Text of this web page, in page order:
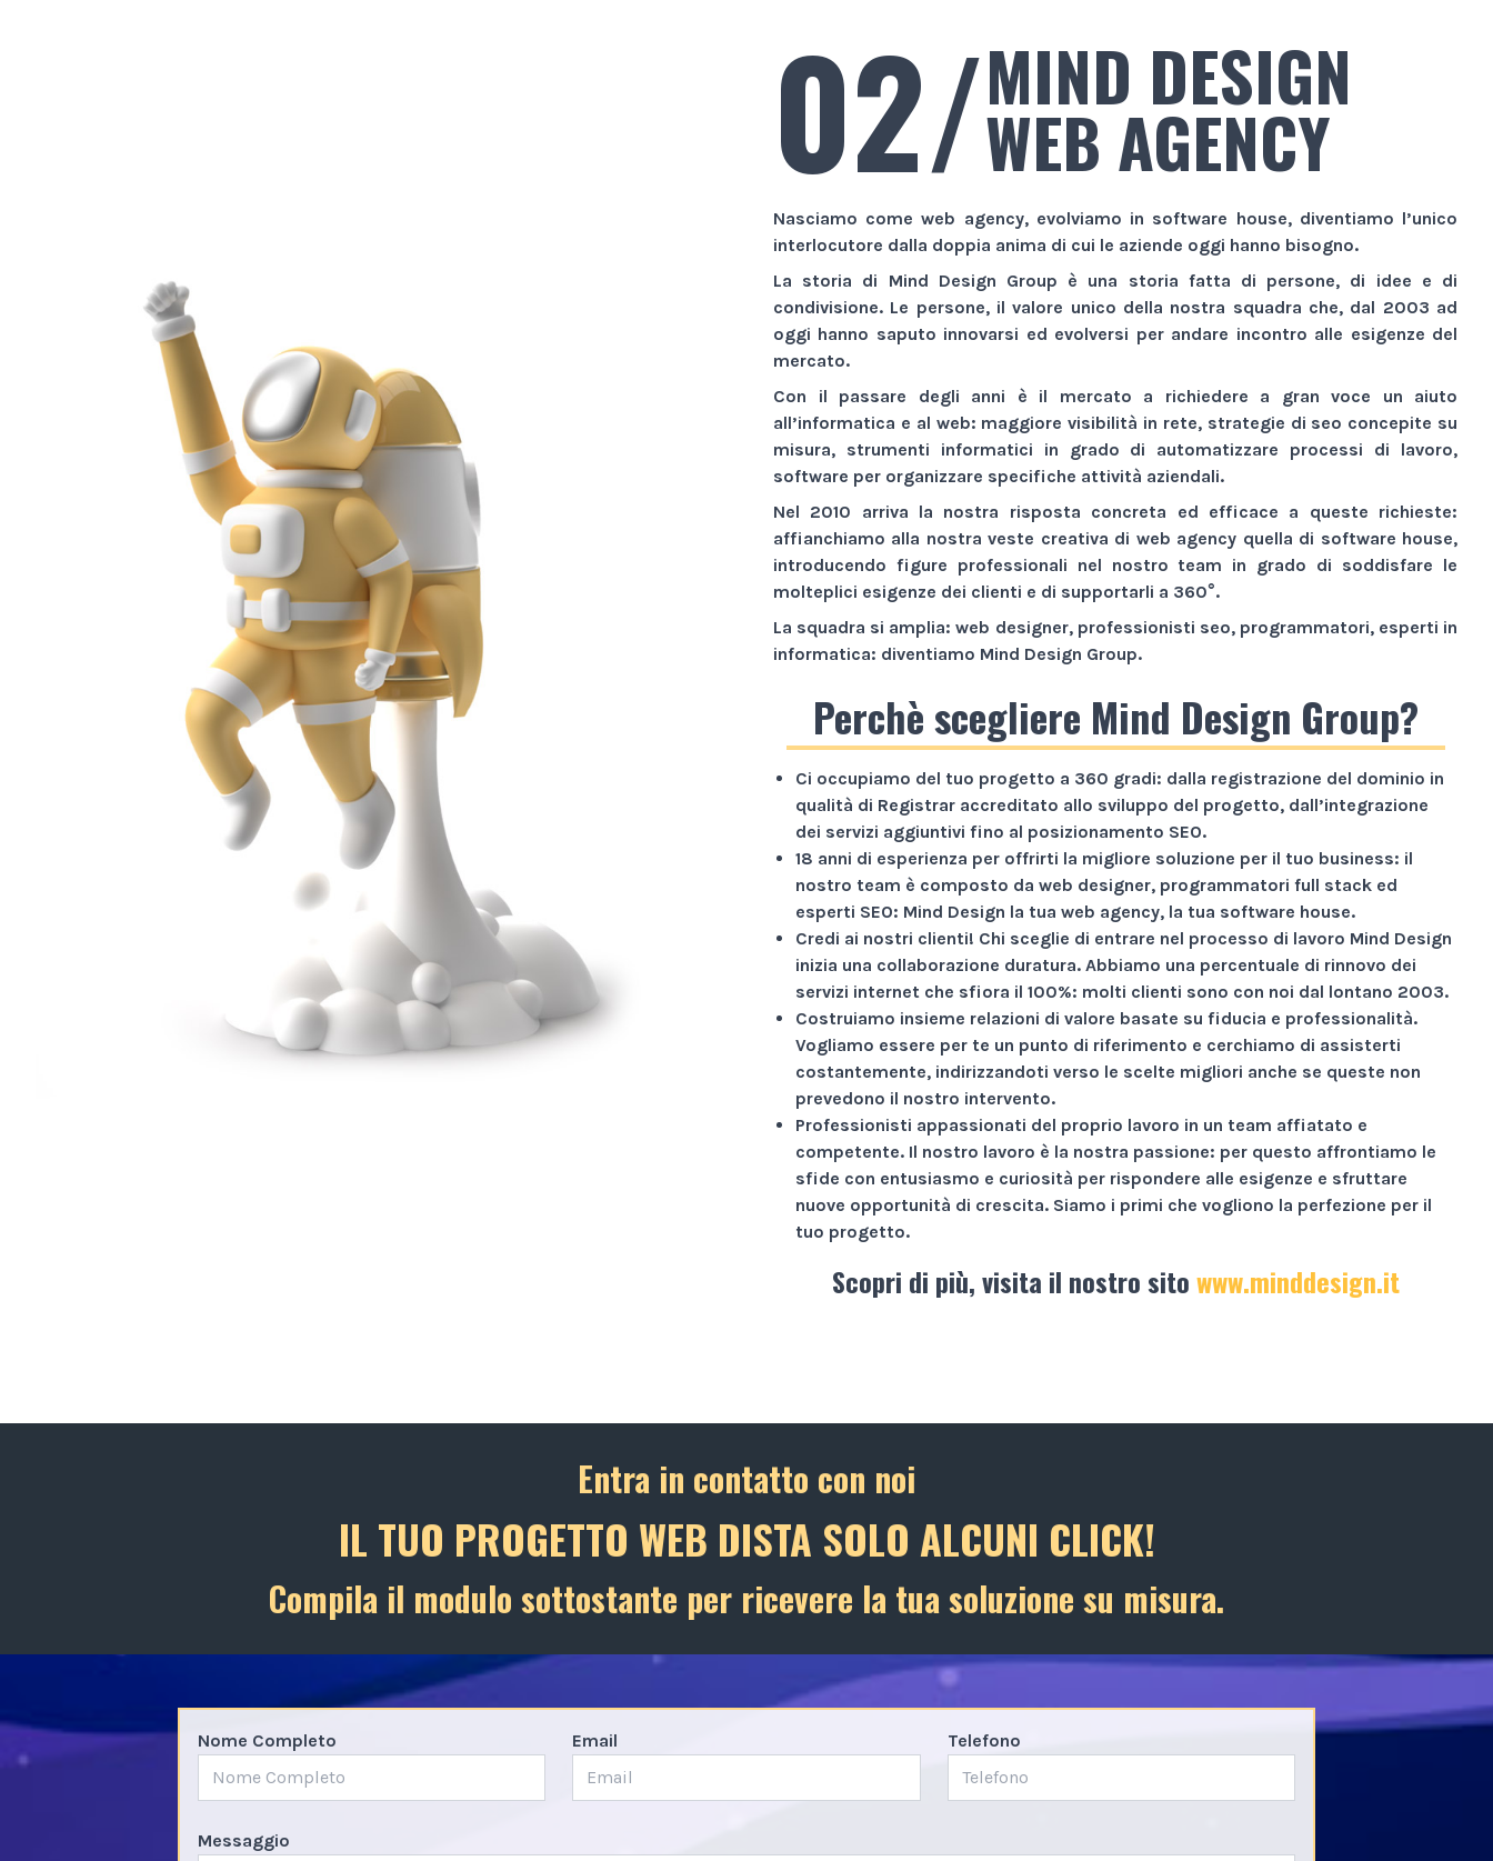
02/MIND DESIGN
WEB AGENCY
Nasciamo comeweb agency, evolviamo in software house, diventiamo l’unico
interlocutore dalla doppia anima di cui le aziende oggi hanno bisogno.
La storia di Mind Design Group è una storia fatta di persone, di idee e di
condivisione. Le persone, il valore unico della nostra squadra che, dal 2003 ad
oggi hanno saputo innovarsi ed evolversi per andare incontro alle esigenze del
mercato.
Con il passare degli anni è il mercato a richiedere a gran voce un aiuto
all’informatica e al web: maggiore visibilità in rete, strategie di seo concepite su
misura, strumenti informatici in grado di automatizzare processi di lavoro,
software per organizzare specifiche attività aziendali.
Nel 2010 arriva la nostra risposta concreta ed efficace a queste richieste:
affianchiamo alla nostra veste creativa di web agency quella di software house,
introducendo figure professionali nel nostro team in grado di soddisfare le
molteplici esigenze dei clienti e di supportarli a 360°.
La squadra si amplia: web designer, professionisti seo, programmatori, esperti in
informatica: diventiamo Mind Design Group.
Perchè scegliere Mind Design Group?
Ci occupiamo del tuo progetto a 360 gradi: dalla registrazione del dominio in
qualità di Registrar accreditato allo sviluppo del progetto, dall’integrazione
dei servizi aggiuntivi fino al posizionamento SEO.
18 anni di esperienza per offrirti la migliore soluzione per il tuo business: il
nostro team è composto da web designer, programmatori full stack ed
esperti SEO: Mind Design la tua web agency, la tua software house.
Credi ai nostri clienti! Chi sceglie di entrare nel processo di lavoro Mind Design
inizia una collaborazione duratura. Abbiamo una percentuale di rinnovo dei
servizi internet che sfiora il 100%: molti clienti sono con noi dal lontano 2003.
Costruiamo insieme relazioni di valore basate su fiducia e professionalità.
Vogliamo essere per te un punto di riferimento e cerchiamo di assisterti
costantemente, indirizzandoti verso le scelte migliori anche se queste non
prevedono il nostro intervento.
Professionisti appassionati del proprio lavoro in un team affiatato e
competente. Il nostro lavoro è la nostra passione: per questo affrontiamo le
sfide con entusiasmo e curiosità per rispondere alle esigenze e sfruttare
nuove opportunità di crescita. Siamo i primi che vogliono la perfezione per il
tuo progetto.
Scopri di più, visita il nostro sitowww.minddesign.it
Entra in contatto con noi
IL TUO PROGETTO WEB DISTA SOLO ALCUNI CLICK!
Compila il modulo sottostante per ricevere la tua soluzione su misura.
Nome Completo Email Telefono
Messaggio